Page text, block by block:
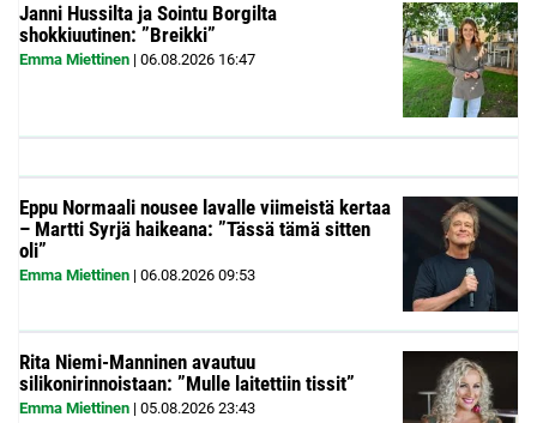
Janni Hussilta ja Sointu Borgilta
shokkiuutinen: ”Breikki”
Emma Miettinen | 06.08.2026 16:47
Eppu Normaali nousee lavalle viimeistä kertaa
– Martti Syrjä haikeana: ”Tässä tämä sitten
oli”
Emma Miettinen | 06.08.2026 09:53
Rita Niemi-Manninen avautuu
silikonirinnoistaan: ”Mulle laitettiin tissit”
Emma Miettinen | 05.08.2026 23:43